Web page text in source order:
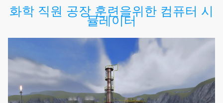
화학 직원 공장 훈련을위한 컴퓨터 시
뮬레이터